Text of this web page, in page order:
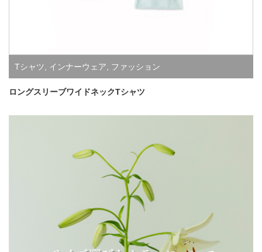
Tシャツ インナーウェア ファッション
ロングスリーブワイドネックTシャツ